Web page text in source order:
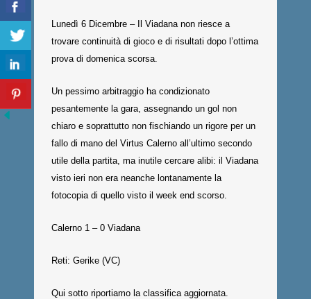
Lunedì 6 Dicembre – Il Viadana non riesce a
trovare continuità di gioco e di risultati dopo l’ottima
prova di domenica scorsa.
Un pessimo arbitraggio ha condizionato
pesantemente la gara, assegnando un gol non
chiaro e soprattutto non fischiando un rigore per un
fallo di mano del Virtus Calerno all’ultimo secondo
utile della partita, ma inutile cercare alibi: il Viadana
visto ieri non era neanche lontanamente la
fotocopia di quello visto il week end scorso.
Calerno 1 – 0 Viadana
Reti: Gerike (VC)
Qui sotto riportiamo la classifica aggiornata.